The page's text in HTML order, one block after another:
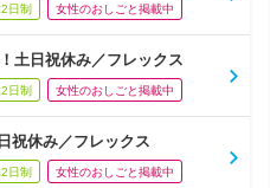
日制 女性のおしごと掲載中
土日祝休み／フレックス
日制 女性のおしごと掲載中
祝休み／フレックス
日制 女性のおしごと掲載中